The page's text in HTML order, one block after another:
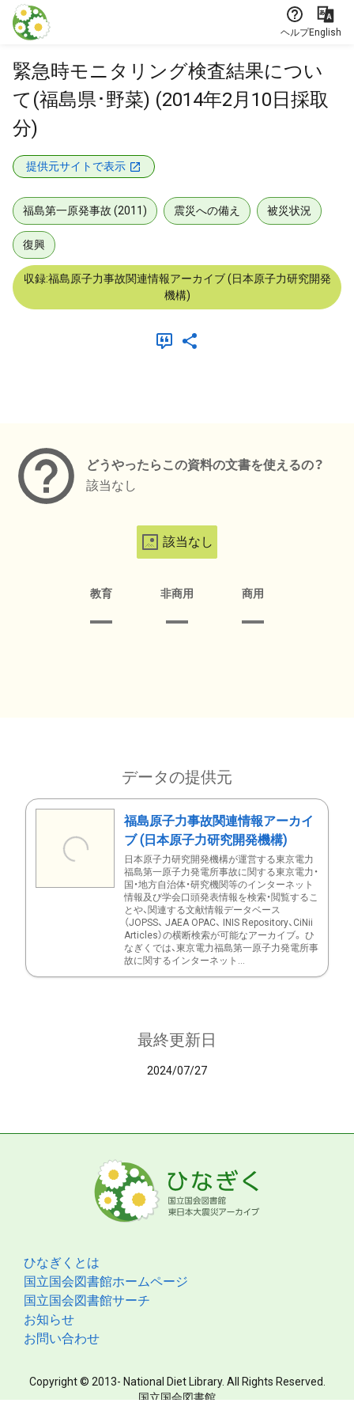
本文に飛ぶ
ヘルプEnglish
緊急時モニタリング検査結果につい
て(福島県･野菜) (2014年2月10日採取
分)
提供元サイトで表示
福島第一原発事故 (2011) 震災への備え 被災状況
復興
収録:福島原子力事故関連情報アーカイブ (日本原子力研究開発
機構)
どうやったらこの資料の文書を使えるの？
該当なし
該当なし
教育 非商用 商用
データの提供元
福島原子力事故関連情報アーカイ
ブ (日本原子力研究開発機構)
日本原子力研究開発機構が運営する東京電力
福島第一原子力発電所事故に関する東京電力・
国・地方自治体・研究機関等のインターネット
情報及び学会口頭発表情報を検索・閲覧するこ
とや、関連する文献情報データベース
（JOPSS、 JAEA OPAC、 INIS Repository、CiNii
Articles）の横断検索が可能なアーカイブ。 ひ
なぎくでは、東京電力福島第一原子力発電所事
故に関するインターネット...
最終更新日
2024/07/27
ひなぎくとは
国立国会図書館ホームページ
国立国会図書館サーチ
お知らせ
お問い合わせ
Copyright © 2013- National Diet Library. All Rights Reserved.